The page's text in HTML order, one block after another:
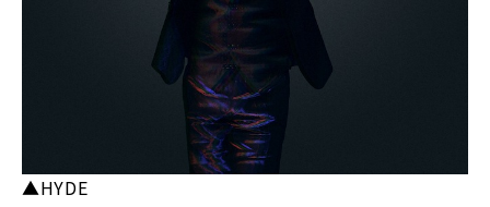
▲HYDE